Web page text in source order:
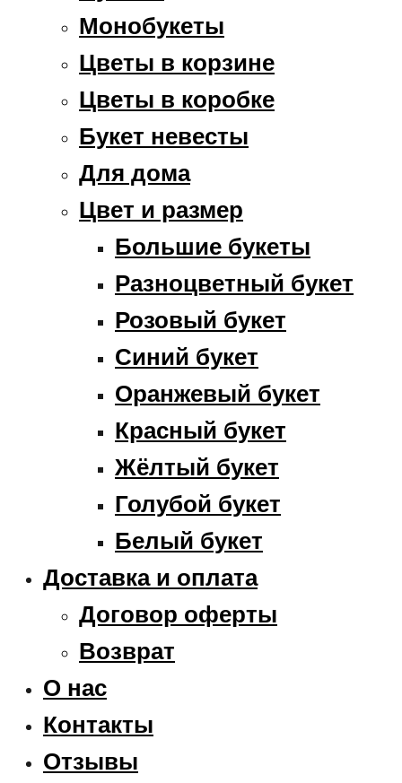
Монобукеты
Цветы в корзине
Цветы в коробке
Букет невесты
Для дома
Цвет и размер
Большие букеты
Разноцветный букет
Розовый букет
Синий букет
Оранжевый букет
Красный букет
Жёлтый букет
Голубой букет
Белый букет
Доставка и оплата
Договор оферты
Возврат
О нас
Контакты
Отзывы